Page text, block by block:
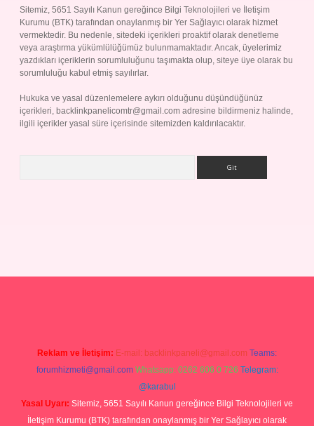
Sitemiz, 5651 Sayılı Kanun gereğince Bilgi Teknolojileri ve İletişim
Kurumu (BTK) tarafından onaylanmış bir Yer Sağlayıcı olarak hizmet
vermektedir. Bu nedenle, sitedeki içerikleri proaktif olarak denetleme
veya araştırma yükümlülüğümüz bulunmamaktadır. Ancak, üyelerimiz
yazdıkları içeriklerin sorumluluğunu taşımakta olup, siteye üye olarak bu
sorumluluğu kabul etmiş sayılırlar.
Hukuka ve yasal düzenlemelere aykırı olduğunu düşündüğünüz
içerikleri, backlinkpanelicomtr@gmail.com adresine bildirmeniz halinde,
ilgili içerikler yasal süre içerisinde sitemizden kaldırılacaktır.
Reklam ve İletişim: E-mail: backlinkpaneli@gmail.com Teams:
forumhizmeti@gmail.com Whatsapp: 0262 606 0 726 Telegram:
@karabul
Yasal Uyarı: Sitemiz, 5651 Sayılı Kanun gereğince Bilgi Teknolojileri ve
İletişim Kurumu (BTK) tarafından onaylanmış bir Yer Sağlayıcı olarak